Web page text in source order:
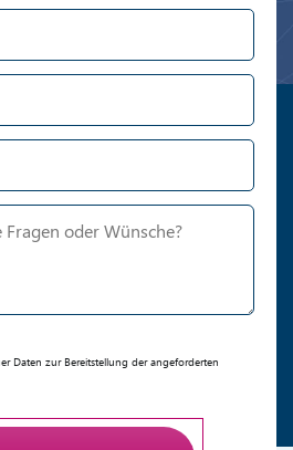
Daten zur Bereitstellung der angeforderten